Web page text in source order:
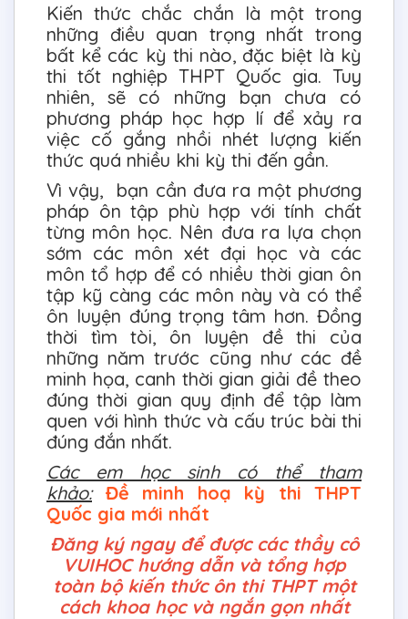
Kiến thức chắc chắn là một trong
những điều quan trọng nhất trong
bất kể các kỳ thi nào, đặc biệt là kỳ
thi tốt nghiệp THPT Quốc gia. Tuy
nhiên, sẽ có những bạn chưa có
phương pháp học hợp lí để xảy ra
việc cố gắng nhồi nhét lượng kiến
thức quá nhiều khi kỳ thi đến gần.
Vì vậy, bạn cần đưa ra một phương
pháp ôn tập phù hợp với tính chất
từng môn học. Nên đưa ra lựa chọn
sớm các môn xét đại học và các
môn tổ hợp để có nhiều thời gian ôn
tập kỹ càng các môn này và có thể
ôn luyện đúng trọng tâm hơn. Đồng
thời tìm tòi, ôn luyện đề thi của
những năm trước cũng như các đề
minh họa, canh thời gian giải đề theo
đúng thời gian quy định để tập làm
quen với hình thức và cấu trúc bài thi
đúng đắn nhất.
Các em học sinh có thể tham
khảo: Đề minh hoạ kỳ thi THPT
Quốc gia mới nhất
Đăng ký ngay để được các thầy cô
VUIHOC hướng dẫn và tổng hợp
toàn bộ kiến thức ôn thi THPT một
cách khoa học và ngắn gọn nhất